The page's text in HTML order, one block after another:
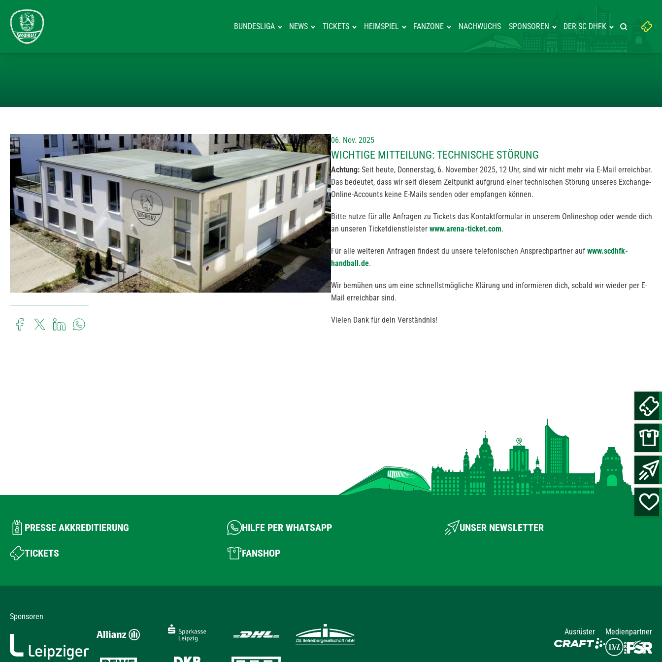
BUNDESLIGA NEWS TICKETS HEIMSPIEL FANZONE NACHWUCHS SPONSOREN DER SC DHFK
Suchbegriff
eingeben:
Suche
06. Nov. 2025
WICHTIGE MITTEILUNG: TECHNISCHE STÖRUNG
Achtung: Seit heute, Donnerstag, 6. November 2025, 12 Uhr, sind wir nicht mehr via E-Mail erreichbar.
Das bedeutet, dass wir seit diesem Zeitpunkt aufgrund einer technischen Störung unseres Exchange-
Online-Accounts keine E-Mails senden oder empfangen können.
Bitte nutze für alle Anfragen zu Tickets das Kontaktformular in unserem Onlineshop oder wende dich
an unseren Ticketdienstleister www.arena-ticket.com.
Für alle weiteren Anfragen findest du unsere telefonischen Ansprechpartner auf www.scdhfk-
handball.de.
Wir bemühen uns um eine schnellstmögliche Klärung und informieren dich, sobald wir wieder per E-
Mail erreichbar sind.
Vielen Dank für dein Verständnis!
PRESSE AKKREDITIERUNG HILFE PER WHATSAPP UNSER NEWSLETTER
TICKETS FANSHOP
Sponsoren
Ausrüster
Medienpartner